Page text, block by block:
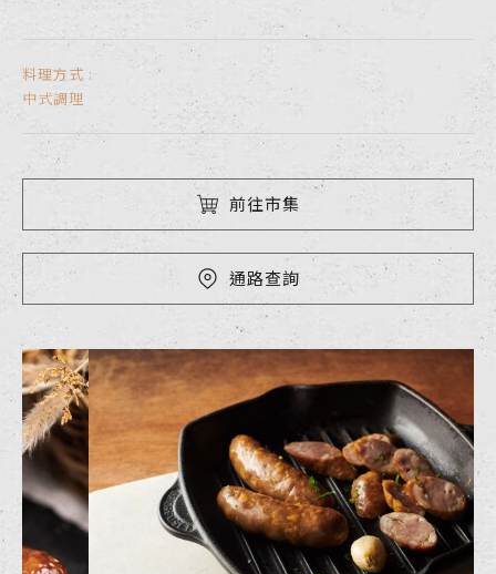
料理方式 :
中式調理
前往市集
通路查詢